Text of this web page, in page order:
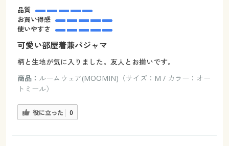
品質
お買い得感
使いやすさ
可愛い部屋着兼パジャマ
柄と生地が気に入りました。友人とお揃いです。
商品： ルームウェア(MOOMIN)（サイズ：M / カラー：オー
トミール）
役に立った 0